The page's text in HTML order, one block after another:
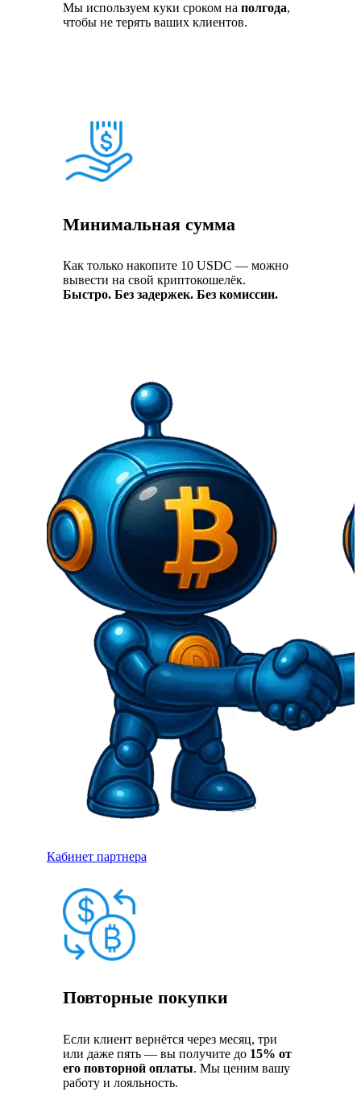
Мы используем куки сроком на полгода,
чтобы не терять ваших клиентов.
Минимальная сумма
Как только накопите 10 USDC — можно
вывести на свой криптокошелёк.
Быстро. Без задержек. Без комиссии.
Кабинет партнера
Повторные покупки
Если клиент вернётся через месяц, три
или даже пять — вы получите до 15% от
его повторной оплаты. Мы ценим вашу
работу и лояльность.